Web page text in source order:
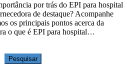
por trás do EPI para hospital
de destaque? Acompanhe
os principais pontos acerca da
o que é EPI para hospital…
Pesquisar